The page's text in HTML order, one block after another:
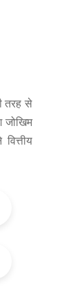
तरह से
जोखिम